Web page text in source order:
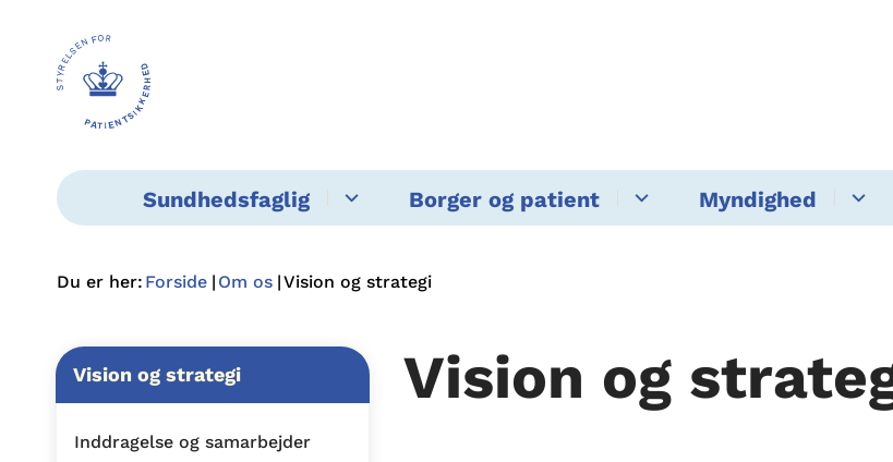
Sundhedsfaglig Borger og patient Myndighed
Du er her: Forside Om os Vision og strategi
Vision og strategi
Inddragelse og samarbejder
Vision og